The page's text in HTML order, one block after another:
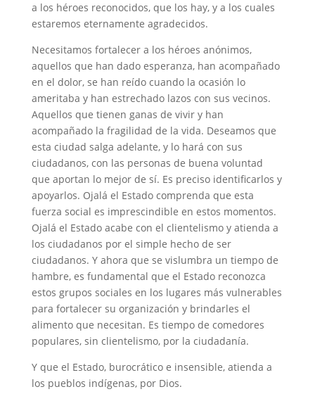
a los héroes reconocidos, que los hay, y a los cuales
estaremos eternamente agradecidos.
Necesitamos fortalecer a los héroes anónimos,
aquellos que han dado esperanza, han acompañado
en el dolor, se han reído cuando la ocasión lo
ameritaba y han estrechado lazos con sus vecinos.
Aquellos que tienen ganas de vivir y han
acompañado la fragilidad de la vida. Deseamos que
esta ciudad salga adelante, y lo hará con sus
ciudadanos, con las personas de buena voluntad
que aportan lo mejor de sí. Es preciso identificarlos y
apoyarlos. Ojalá el Estado comprenda que esta
fuerza social es imprescindible en estos momentos.
Ojalá el Estado acabe con el clientelismo y atienda a
los ciudadanos por el simple hecho de ser
ciudadanos. Y ahora que se vislumbra un tiempo de
hambre, es fundamental que el Estado reconozca
estos grupos sociales en los lugares más vulnerables
para fortalecer su organización y brindarles el
alimento que necesitan. Es tiempo de comedores
populares, sin clientelismo, por la ciudadanía.
Y que el Estado, burocrático e insensible, atienda a
los pueblos indígenas, por Dios.